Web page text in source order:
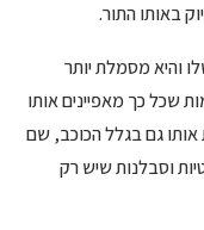
באותו התור.
והיא מסמלת יותר
שכל כך מאפיינים אותו
אותו גם בגלל הכוכב, שם
וסבלנות שיש רק